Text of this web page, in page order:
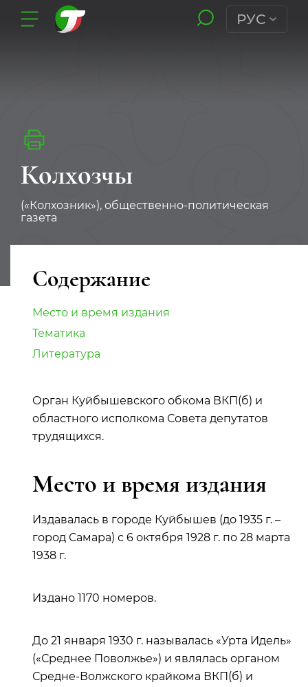
РУС
Колхозчы
(«Колхозник»), общественно-политическая
газета
Содержание
Место и время издания
Тематика
Литература
Орган Куйбышевского обкома ВКП(б) и
областного исполкома Совета депутатов
трудящихся.
Место и время издания
Издавалась в городе Куйбышев (до 1935 г. –
город Самара) с 6 октября 1928 г. по 28 марта
1938 г.
Издано 1170 номеров.
До 21 января 1930 г. называлась «Урта Идель»
(«Среднее Поволжье») и являлась органом
Средне-Волжского крайкома ВКП(б) и